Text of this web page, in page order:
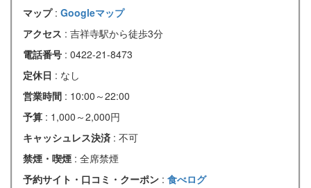
マップ : Googleマップ
アクセス : 吉祥寺駅から徒歩3分
電話番号 : 0422-21-8473
定休日 : なし
営業時間 : 10:00～22:00
予算 : 1,000～2,000円
キャッシュレス決済 : 不可
禁煙・喫煙 : 全席禁煙
予約サイト・口コミ・クーポン : 食べログ